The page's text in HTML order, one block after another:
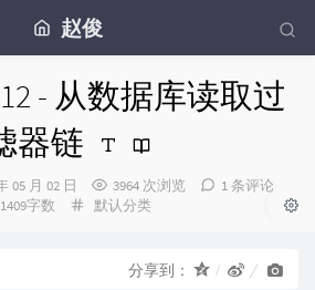
赵俊
- 从数据库读取过
器链
05 月 02 日 3964 次浏览
1 条评论
1409字数
分
默认分类
分享到：